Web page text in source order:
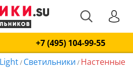
+7 (495) 104-99-55
/ Светильники / Настенные